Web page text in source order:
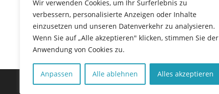
Wir verwenden Cookies, um Ihr Surferlebnis zu
verbessern, personalisierte Anzeigen oder Inhalte
einzusetzen und unseren Datenverkehr zu analysieren.
Wenn Sie auf „Alle akzeptieren" klicken, stimmen Sie der
Anwendung von Cookies zu.
Anpassen Alle ablehnen Alles akzeptieren
Copyright ©